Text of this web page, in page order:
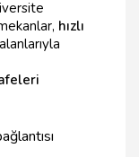
hızlı